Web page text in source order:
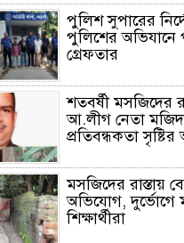
পুলিশ সুপারের
পুলিশের অভিযানে
গ্রেফতার
শতবর্ষী মসজিদের
আ.লীগ নেতা মজিদ
প্রতিবন্ধকতা
মসজিদের রাস্তায়
অভিযোগ, দুর্ভোগে
শিক্ষার্থীরা